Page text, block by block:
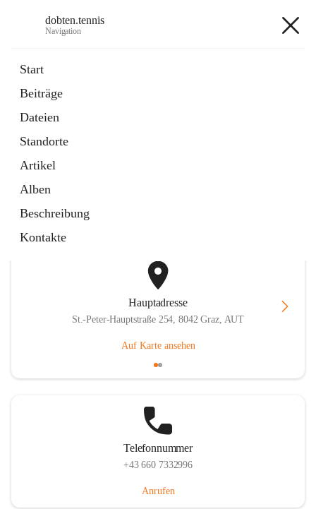
dobten.tennis
Navigation
Start
Beiträge
Dateien
Standorte
Artikel
Alben
Beschreibung
Kontakte
Externe Webseite
in
Tab
Online-Reservierung
Externe Webseite
öffnet
in
neuem
Tab
Hauptadresse
St.-Peter-Hauptstraße 254, 8042 Graz, AUT
Auf Karte ansehen
Telefonnummer
+43 660 7332996
Anrufen